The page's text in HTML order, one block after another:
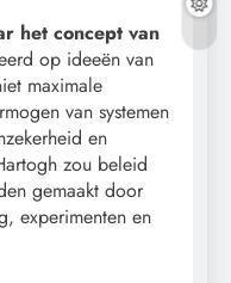
het concept van
op ideeën van
maximale
van systemen
en
zou beleid
gemaakt door
experimenten en